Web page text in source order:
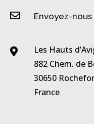
 Envoyez-

Les Hauts
882 Chem. de
30650
France